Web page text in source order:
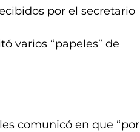
por el secretario
varios “papeles” de
comunicó en que “por